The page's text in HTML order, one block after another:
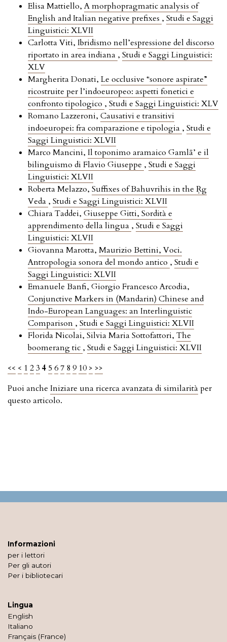
Elisa Mattiello,A morphopragmatic analysis of
English and Italian negative prefixes , Studi e Saggi
Linguistici: XLVII
Carlotta Viti, Ibridismo nell’espressione del discorso
riportato in area indiana , Studi e Saggi Linguistici:
XLV
Margherita Donati, Le occlusive “sonore aspirate”
ricostruite per l’indoeuropeo: aspetti fonetici e
confronto tipologico , Studi e Saggi Linguistici: XLV
Romano Lazzeroni, Causativi e transitivi
indoeuropei: fra comparazione e tipologia , Studi e
Saggi Linguistici: XLVII
Marco Mancini, Il toponimo aramaico Gamlā’ e il
bilinguismo di Flavio Giuseppe , Studi e Saggi
Linguistici: XLVII
Roberta Melazzo, Suffixes of Bahuvrihis in the Ṛg
Veda , Studi e Saggi Linguistici: XLVII
Chiara Taddei, Giuseppe Gitti, Sordità e
apprendimento della lingua , Studi e Saggi
Linguistici: XLVII
Giovanna Marotta, Maurizio Bettini, Voci.
Antropologia sonora del mondo antico , Studi e
Saggi Linguistici: XLVII
Emanuele Banfi, Giorgio Francesco Arcodia,
Conjunctive Markers in (Mandarin) Chinese and
Indo-European Languages: an Interlinguistic
Comparison , Studi e Saggi Linguistici: XLVII
Florida Nicolai, Silvia Maria Sottofattori, The
boomerang tic , Studi e Saggi Linguistici: XLVII
<< < 1 23 4 5 67 8 9 10 > >>
Puoi anche Iniziare una ricerca avanzata di similarità per
questo articolo.
Informazioni
per i lettori
Per gli autori
Per i bibliotecari
Lingua
English
Italiano
Français (France)